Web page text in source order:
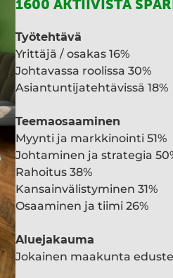
1600 AKTIIVISTA
Työtehtävä
Yrittäjä / osakas 16%
Johtavassa roolissa 30%
Asiantuntijatehtävissä 18%
Teemaosaaminen
Myynti ja markkinointi 51%
Johtaminen ja strategia
Rahoitus 38%
Kansainvälistyminen 31%
Osaaminen ja tiimi 26%
Aluejakauma
Jokainen maakunta